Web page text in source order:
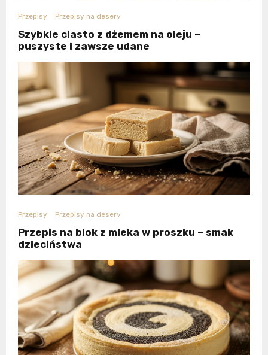
Przepisy Przepisy na desery
Szybkie ciasto z dżemem na oleju –
puszyste i zawsze udane
Przepisy Przepisy na desery
Przepis na blok z mleka w proszku – smak
dzieciństwa